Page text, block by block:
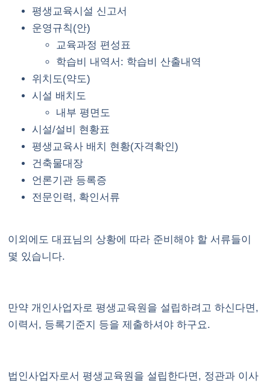
평생교육시설 신고서
운영규칙(안)
교육과정 편성표
학습비 내역서: 학습비 산출내역
위치도(약도)
시설 배치도
내부 평면도
시설/설비 현황표
평생교육사 배치 현황(자격확인)
건축물대장
언론기관 등록증
전문인력, 확인서류
이외에도 대표님의 상황에 따라 준비해야 할 서류들이
몇 있습니다.
만약 개인사업자로 평생교육원을 설립하려고 하신다면,
이력서, 등록기준지 등을 제출하셔야 하구요.
법인사업자로서 평생교육원을 설립한다면, 정관과 이사